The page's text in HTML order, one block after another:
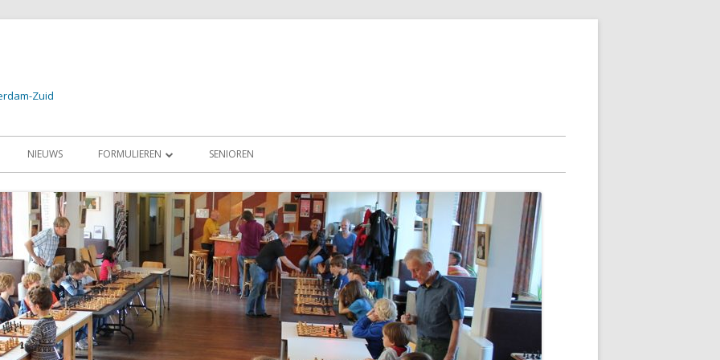
Zuid
NIEUWS FORMULIEREN
AANMELDEN SCHAAKSCHOOL
SENIOREN